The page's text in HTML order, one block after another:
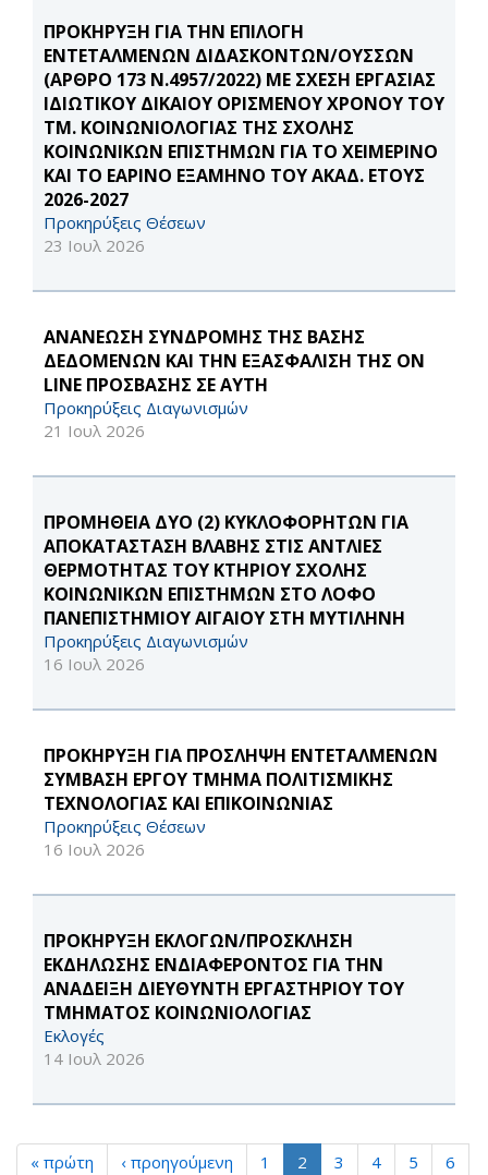
ΠΡΟΚΗΡΥΞΗ ΓΙΑ ΤΗΝ ΕΠΙΛΟΓΗ
ΕΝΤΕΤΑΛΜΕΝΩΝ ΔΙΔΑΣΚΟΝΤΩΝ/ΟΥΣΣΩΝ
(ΑΡΘΡΟ 173 Ν.4957/2022) ΜΕ ΣΧΕΣΗ ΕΡΓΑΣΙΑΣ
ΙΔΙΩΤΙΚΟΥ ΔΙΚΑΙΟΥ ΟΡΙΣΜΕΝΟΥ ΧΡΟΝΟΥ ΤΟΥ
ΤΜ. ΚΟΙΝΩΝΙΟΛΟΓΙΑΣ ΤΗΣ ΣΧΟΛΗΣ
ΚΟΙΝΩΝΙΚΩΝ ΕΠΙΣΤΗΜΩΝ ΓΙΑ ΤΟ ΧΕΙΜΕΡΙΝΟ
ΚΑΙ ΤΟ ΕΑΡΙΝΟ ΕΞΑΜΗΝΟ ΤΟΥ ΑΚΑΔ. ΕΤΟΥΣ
2026-2027
Προκηρύξεις Θέσεων
23 Ιουλ 2026
ΑΝΑΝΕΩΣΗ ΣΥΝΔΡΟΜΗΣ ΤΗΣ ΒΑΣΗΣ
ΔΕΔΟΜΕΝΩΝ ΚΑΙ ΤΗΝ ΕΞΑΣΦΑΛΙΣΗ ΤΗΣ ON
LINE ΠΡΟΣΒΑΣΗΣ ΣΕ ΑΥΤΗ
Προκηρύξεις Διαγωνισμών
21 Ιουλ 2026
ΠΡΟΜΗΘΕΙΑ ΔΥΟ (2) ΚΥΚΛΟΦΟΡΗΤΩΝ ΓΙΑ
ΑΠΟΚΑΤΑΣΤΑΣΗ ΒΛΑΒΗΣ ΣΤΙΣ ΑΝΤΛΙΕΣ
ΘΕΡΜΟΤΗΤΑΣ ΤΟΥ ΚΤΗΡΙΟΥ ΣΧΟΛΗΣ
ΚΟΙΝΩΝΙΚΩΝ ΕΠΙΣΤΗΜΩΝ ΣΤΟ ΛΟΦΟ
ΠΑΝΕΠΙΣΤΗΜΙΟΥ ΑΙΓΑΙΟΥ ΣΤΗ ΜΥΤΙΛΗΝΗ
Προκηρύξεις Διαγωνισμών
16 Ιουλ 2026
ΠΡΟΚΗΡΥΞΗ ΓΙΑ ΠΡΟΣΛΗΨΗ ΕΝΤΕΤΑΛΜΕΝΩΝ
ΣΥΜΒΑΣΗ ΕΡΓΟΥ ΤΜΗΜΑ ΠΟΛΙΤΙΣΜΙΚΗΣ
ΤΕΧΝΟΛΟΓΙΑΣ ΚΑΙ ΕΠΙΚΟΙΝΩΝΙΑΣ
Προκηρύξεις Θέσεων
16 Ιουλ 2026
ΠΡΟΚΗΡΥΞΗ ΕΚΛΟΓΩΝ/ΠΡΟΣΚΛΗΣΗ
ΕΚΔΗΛΩΣΗΣ ΕΝΔΙΑΦΕΡΟΝΤΟΣ ΓΙΑ ΤΗΝ
ΑΝΑΔΕΙΞΗ ΔΙΕΥΘΥΝΤΗ ΕΡΓΑΣΤΗΡΙΟΥ ΤΟΥ
ΤΜΗΜΑΤΟΣ ΚΟΙΝΩΝΙΟΛΟΓΙΑΣ
Εκλογές
14 Ιουλ 2026
« πρώτη ‹ προηγούμενη 1 2 3 4 5
6